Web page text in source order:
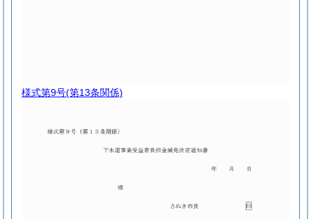
様式第9号(第13条関係)